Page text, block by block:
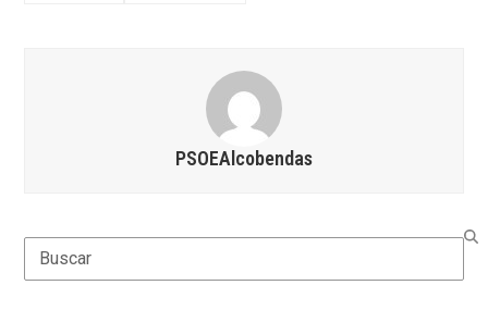
PSOEAlcobendas
Search